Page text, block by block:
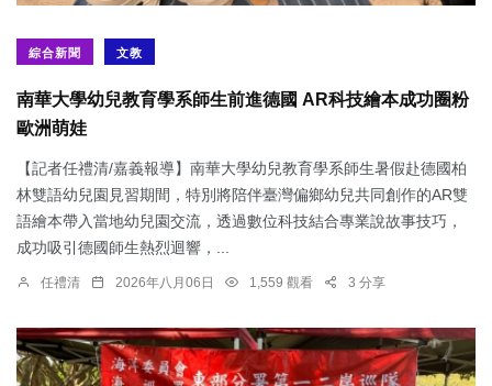
綜合新聞 文教
南華大學幼兒教育學系師生前進德國 AR科技繪本成功圈粉
歐洲萌娃
【記者任禮清/嘉義報導】南華大學幼兒教育學系師生暑假赴德國柏
林雙語幼兒園見習期間，特別將陪伴臺灣偏鄉幼兒共同創作的AR雙
語繪本帶入當地幼兒園交流，透過數位科技結合專業說故事技巧，
成功吸引德國師生熱烈迴響，...
任禮清 2026年八月06日 1,559 觀看 3 分享